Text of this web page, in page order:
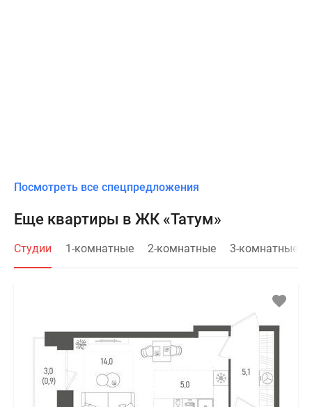
Посмотреть все спецпредложения
Еще квартиры в ЖК «Татум»
Студии 1-комнатные 2-комнатные 3-комнатные